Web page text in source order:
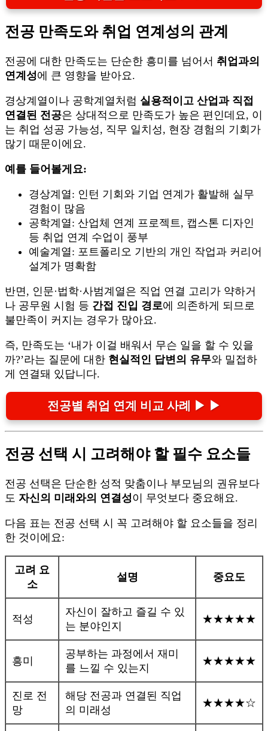
전공 만족도와 취업 연계성의 관계
전공에 대한 만족도는 단순한 흥미를 넘어서 취업과의
연계성에 큰 영향을 받아요.
경상계열이나 공학계열처럼 실용적이고 산업과 직접
연결된 전공은 상대적으로 만족도가 높은 편인데요, 이
는 취업 성공 가능성, 직무 일치성, 현장 경험의 기회가
많기 때문이에요.
예를 들어볼게요:
경상계열: 인턴 기회와 기업 연계가 활발해 실무
경험이 많음
공학계열: 산업체 연계 프로젝트, 캡스톤 디자인
등 취업 연계 수업이 풍부
예술계열: 포트폴리오 기반의 개인 작업과 커리어
설계가 명확함
반면, 인문·법학·사범계열은 직업 연결 고리가 약하거
나 공무원 시험 등 간접 진입 경로에 의존하게 되므로
불만족이 커지는 경우가 많아요.
즉, 만족도는 ‘내가 이걸 배워서 무슨 일을 할 수 있을
까?’라는 질문에 대한 현실적인 답변의 유무와 밀접하
게 연결돼 있답니다.
전공별 취업 연계 비교 사례 ▶ ▶
전공 선택 시 고려해야 할 필수 요소들
전공 선택은 단순한 성적 맞춤이나 부모님의 권유보다
도 자신의 미래와의 연결성이 무엇보다 중요해요.
다음 표는 전공 선택 시 꼭 고려해야 할 요소들을 정리
한 것이에요:
고려 요
소
설명 중요도
적성
자신이 잘하고 즐길 수 있
는 분야인지
★★★★★
흥미
공부하는 과정에서 재미
를 느낄 수 있는지
★★★★★
진로 전
망
해당 전공과 연결된 직업
의 미래성
★★★★☆